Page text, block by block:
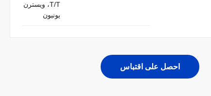
T/T، ويسترن
يونيون
احصل على اقتباس